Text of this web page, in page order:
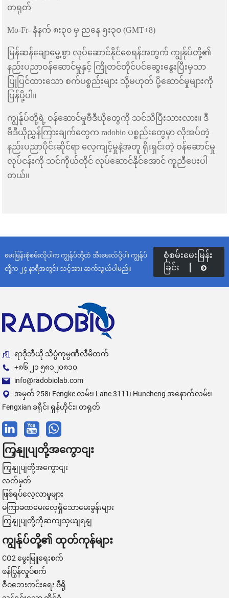
တရုတ်
Mo-Fr- နံနက် ၈း၃၀ မှ ညနေ ၅း၃၀ (GMT+8)
မြန်ဆန်ချောမွေ့စွာ လုပ်ဆောင်နိုင်စေရန်အတွက် ကျွန်ုပ်တို့၏
နည်းပညာဝန်ဆောင်မှုနှင့် ကြိုတင်တိုင်ပင်ဆွေးနွေးပြီးမှသာ
ပြုပြင်ထားသော စက်ပစ္စည်းများ သို့မဟုတ် ပို့ဆောင်မှုများကို
ပြန်ပို့ပါ။
ကျွန်ုပ်တို့ရဲ့ ဝန်ဆောင်မှုဗီဒီယိုတွေကို သင်သိပြီးသားလား။ ဒီ
ဗီဒီယိုညွှန်ကြားချက်တွေက radobio ပစ္စည်းတွေမှာ လိုအပ်တဲ့
နည်းပညာပိုင်းဆိုင်ရာ လေ့ကျင့်မှုနဲ့အတူ ရိုးရှင်းတဲ့ ဝန်ဆောင်မှု
လုပ်ငန်းကို သင်ကိုယ်တိုင် လုပ်ဆောင်နိုင်အောင် ကူညီပေးပါ
တယ်။
မေးမြန်းစုံစမ်းလိုပါက ကျွန်ုပ်တို့ထံ အီးမေးလ်ပို့ပါ၊ ကျွန်ုပ်
တို့က ၂၄ နာရီအတွင်း သင့်အား ဆက်သွယ်ပါမည်။
စုံစမ်းမေးမြန်း
ခြင်း
ရာဒိုဘီယို သိပ္ပံကုမ္ပဏီလီမိတက်
+၈၆ ၂၁ ၅၈၁၂၀၈၁၀
info@radobiolab.com
အမှတ် 258၊ Fengke လမ်း၊ Lane 3111၊ Huncheng အနောက်လမ်း၊
Fengxian ခရိုင်၊ ရှန်ဟိုင်း၊ တရုတ်
ကြှနျုပျတို့အကွောငျး
ကြှနျုပျတို့အကွောငျး
လက်မှတ်
ဖြစ်ရပ်လေ့လာမှုများ
မကြာခဏမေးလေ့ရှိသောမေးခွန်းများ
ကြှနျုပျတို့ကိုဆကျသှယျရနျ
ကျွန်ုပ်တို့၏ ထုတ်ကုန်များ
CO2 မွေးမြူရေးစက်
ဖန်ပြွန်လှုပ်စက်
ဇီဝဘေးကင်းရေး ဗီရို